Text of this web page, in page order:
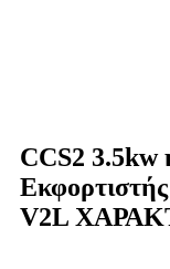
CCS2 3.5kw
V2L